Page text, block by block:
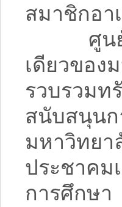
สมาชิกอา
ศูนย์บร
เดียวขอ
รวบรวม
สนับสนุน
มหาวิทย
ประชาคม
การศึกษ